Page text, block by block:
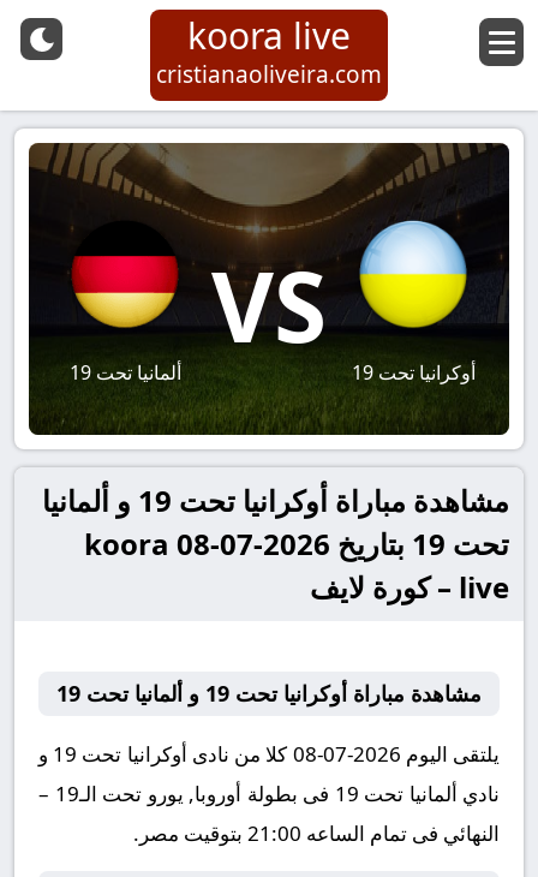
koora live
cristianaoliveira.com
أوكرانيا تحت 19
VS
ألمانيا تحت 19
مشاهدة مباراة أوكرانيا تحت 19 و ألمانيا
تحت 19 بتاريخ 2026-07-08 koora
live – كورة لايف
مشاهدة مباراة أوكرانيا تحت 19 و ألمانيا تحت 19
يلتقى اليوم 2026-07-08 كلا من نادى أوكرانيا تحت 19 و
نادي ألمانيا تحت 19 فى بطولة أوروبا, يورو تحت الـ19 –
النهائي فى تمام الساعه 21:00 بتوقيت مصر.